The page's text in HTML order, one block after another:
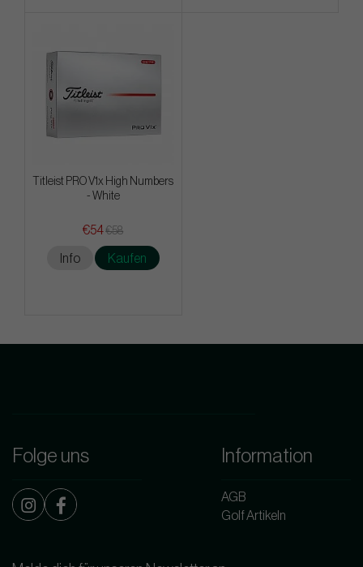
Titleist PRO V1x High Numbers
- White
€54€58
Info Kaufen
Folge uns Information
AGB
Golf Artikeln